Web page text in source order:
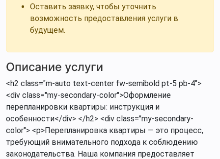
Оставить заявку, чтобы уточнить
возможность предоставления услуги в
будущем.
Описание услуги
<h2 class="m-auto text-center fw-semibold pt-5 pb-4">
<div class="my-secondary-color">Оформление
перепланировки квартиры: инструкция и
особенности</div> </h2> <div class="my-secondary-
color"> <p>Перепланировка квартиры — это процесс,
требующий внимательного подхода к соблюдению
законодательства. Наша компания предоставляет